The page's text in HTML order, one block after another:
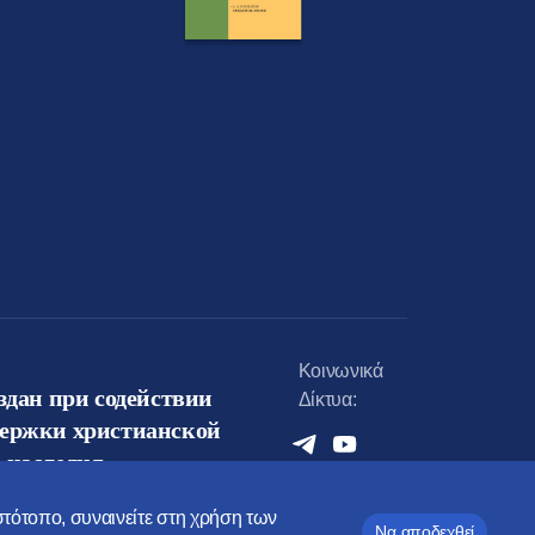
συναινείτε στη χρήση των
при содействии
христианской
Κοινωνικά
Δίκτυα: